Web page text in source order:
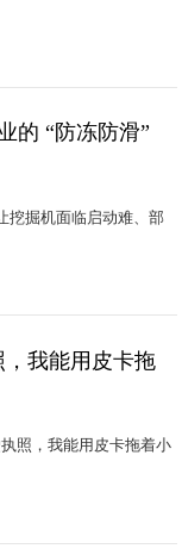
的 “防冻防滑”
挖掘机面临启动难、部
我能用皮卡拖
照，我能用皮卡拖着小